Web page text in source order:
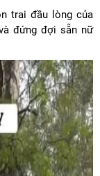
trai đầu lòng của
đứng đợi sẵn nữ